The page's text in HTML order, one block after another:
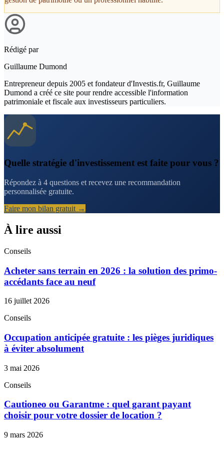
Rédigé par
Guillaume Dumond
Entrepreneur depuis 2005 et fondateur d'Investis.fr, Guillaume
Dumond a créé ce site pour rendre accessible l'information
patrimoniale et fiscale aux investisseurs particuliers.
Quelle stratégie d'investissement est faite pour vous ?
Répondez à 4 questions et recevez une recommandation
personnalisée gratuite.
Faire mon bilan gratuit →
À lire aussi
Conseils
Acheter sans terrain en 2026 : la solution des primo-
accédants face au neuf
16 juillet 2026
Conseils
Occupation anticipée gratuite : les pièges juridiques
à éviter absolument
3 mai 2026
Conseils
Cautioneo ou Garantme : quel garant payant
choisir pour votre dossier de location ?
9 mars 2026